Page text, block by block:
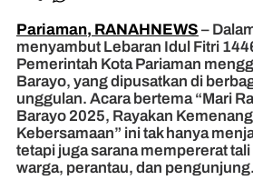
Pariaman, RANAHNEWS –
menyambut Lebaran Idul Fitri
Pemerintah Kota Pariaman
Barayo, yang dipusatkan di
unggulan. Acara bertema “Mari
Barayo 2025, Rayakan
Kebersamaan” ini tak hanya
tetapi juga sarana mempererat
warga, perantau, dan pengunjung.